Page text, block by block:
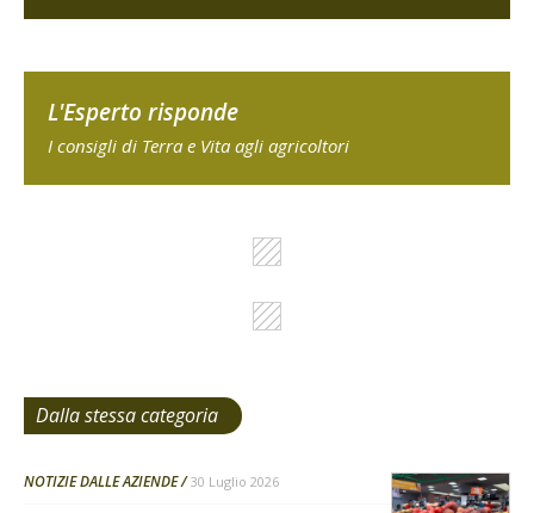
L'Esperto risponde
I consigli di Terra e Vita agli agricoltori
Dalla stessa categoria
NOTIZIE DALLE AZIENDE 30 Luglio 2026